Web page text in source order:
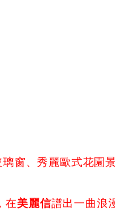
窗、秀麗歐式花園景
在美麗信譜出一曲浪